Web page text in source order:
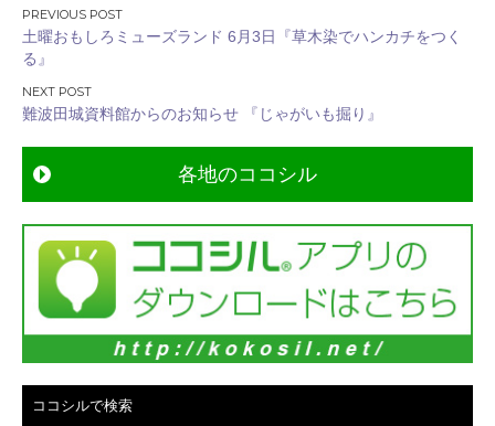
投
稿
ナ
ビ
ゲ
ー
シ
ョ
ン
土曜おもしろミューズランド 6月3日『草木染でハンカチをつく
る』
難波田城資料館からのお知らせ 『じゃがいも掘り』
各地のココシル
ココシルで検索